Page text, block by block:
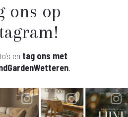
ons op
en tag ons met
.